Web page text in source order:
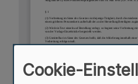
Cookie-